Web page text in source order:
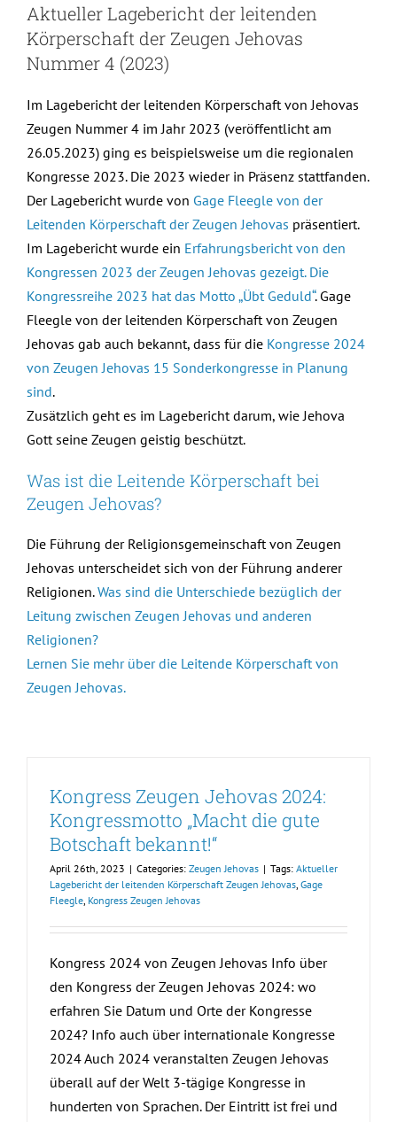
Aktueller Lagebericht der leitenden
Körperschaft der Zeugen Jehovas
Nummer 4 (2023)
Im Lagebericht der leitenden Körperschaft von Jehovas
Zeugen Nummer 4 im Jahr 2023 (veröffentlicht am
26.05.2023) ging es beispielsweise um die regionalen
Kongresse 2023. Die 2023 wieder in Präsenz stattfanden.
Der Lagebericht wurde von Gage Fleegle von der
Leitenden Körperschaft der Zeugen Jehovas präsentiert.
Im Lagebericht wurde ein Erfahrungsbericht von den
Kongressen 2023 der Zeugen Jehovas gezeigt. Die
Kongressreihe 2023 hat das Motto „Übt Geduld“. Gage
Fleegle von der leitenden Körperschaft von Zeugen
Jehovas gab auch bekannt, dass für die Kongresse 2024
von Zeugen Jehovas 15 Sonderkongresse in Planung
sind.
Zusätzlich geht es im Lagebericht darum, wie Jehova
Gott seine Zeugen geistig beschützt.
Was ist die Leitende Körperschaft bei
Zeugen Jehovas?
Die Führung der Religionsgemeinschaft von Zeugen
Jehovas unterscheidet sich von der Führung anderer
Religionen.Was sind die Unterschiede bezüglich der
Leitung zwischen Zeugen Jehovas und anderen
Religionen?
Lernen Sie mehr über die Leitende Körperschaft von
Zeugen Jehovas.
Kongress Zeugen Jehovas 2024:
Kongressmotto „Macht die gute
Botschaft bekannt!“
April 26th, 2023 | Categories: Zeugen Jehovas | Tags: Aktueller
Lagebericht der leitenden Körperschaft Zeugen Jehovas Gage
Fleegle Kongress Zeugen Jehovas
Kongress 2024 von Zeugen Jehovas Info über
den Kongress der Zeugen Jehovas 2024: wo
erfahren Sie Datum und Orte der Kongresse
2024? Info auch über internationale Kongresse
2024 Auch 2024 veranstalten Zeugen Jehovas
überall auf der Welt 3-tägige Kongresse in
hunderten von Sprachen. Der Eintritt ist frei und